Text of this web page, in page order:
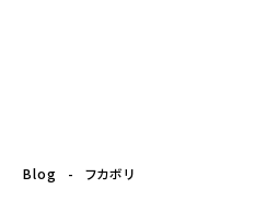
Blog フカボリ